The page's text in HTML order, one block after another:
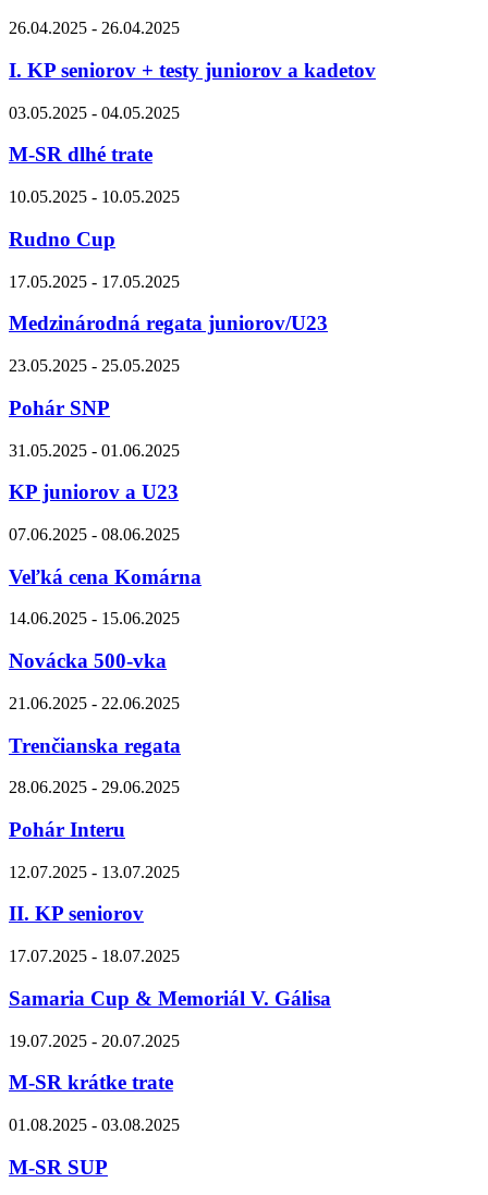
26.04.2025 - 26.04.2025
I. KP seniorov + testy juniorov a kadetov
03.05.2025 - 04.05.2025
M-SR dlhé trate
10.05.2025 - 10.05.2025
Rudno Cup
17.05.2025 - 17.05.2025
Medzinárodná regata juniorov/U23
23.05.2025 - 25.05.2025
Pohár SNP
31.05.2025 - 01.06.2025
KP juniorov a U23
07.06.2025 - 08.06.2025
Veľká cena Komárna
14.06.2025 - 15.06.2025
Novácka 500-vka
21.06.2025 - 22.06.2025
Trenčianska regata
28.06.2025 - 29.06.2025
Pohár Interu
12.07.2025 - 13.07.2025
II. KP seniorov
17.07.2025 - 18.07.2025
Samaria Cup & Memoriál V. Gálisa
19.07.2025 - 20.07.2025
M-SR krátke trate
01.08.2025 - 03.08.2025
M-SR SUP